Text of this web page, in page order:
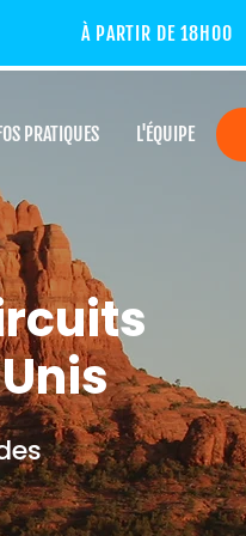
À PARTIR DE 18H00
PRATIQUES L'ÉQUIPE